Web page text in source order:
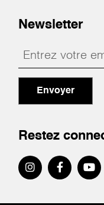
Newsletter
Envoyer
Restez